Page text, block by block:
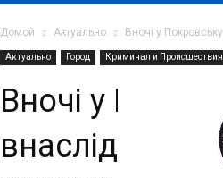
Домой Актуально Вночі у
Актуально Город Криминал и Происшествия
Вночі у
внаслідок